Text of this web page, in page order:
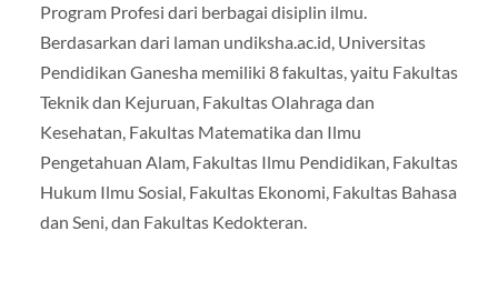
Program Profesi dari berbagai disiplin ilmu.
Berdasarkan dari laman undiksha.ac.id, Universitas
Pendidikan Ganesha memiliki 8 fakultas, yaitu Fakultas
Teknik dan Kejuruan, Fakultas Olahraga dan
Kesehatan, Fakultas Matematika dan Ilmu
Pengetahuan Alam, Fakultas Ilmu Pendidikan, Fakultas
Hukum Ilmu Sosial, Fakultas Ekonomi, Fakultas Bahasa
dan Seni, dan Fakultas Kedokteran.